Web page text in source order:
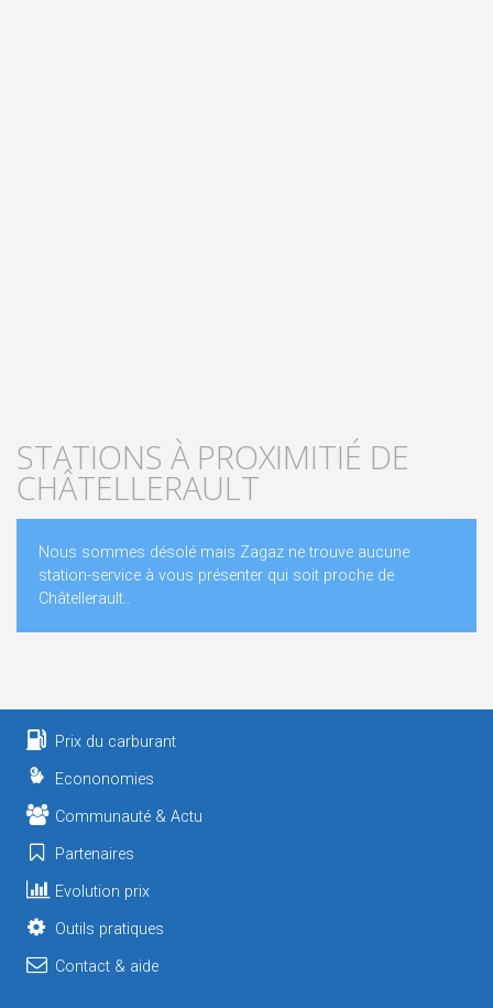
STATIONS À PROXIMITIÉ DE
CHÂTELLERAULT
Nous sommes désolé mais Zagaz ne trouve aucune
station-service à vous présenter qui soit proche de
Châtellerault..
Prix du carburant
Econonomies
Communauté & Actu
Partenaires
Evolution prix
Outils pratiques
Contact & aide